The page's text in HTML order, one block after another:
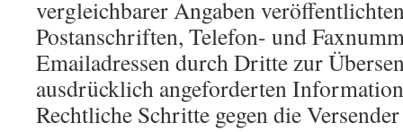
vergleichbarer Angaben
Postanschriften, Telefon- und
Emailadressen durch Dritte zur
ausdrücklich angeforderten
Rechtliche Schritte gegen die